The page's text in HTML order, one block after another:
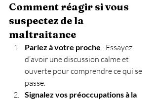
Comment réagir si vous
suspectez de la
maltraitance
Parlez à votre proche : Essayez
d’avoir une discussion calme et
ouverte pour comprendre ce qui se
passe.
Signalez vos préoccupations à la